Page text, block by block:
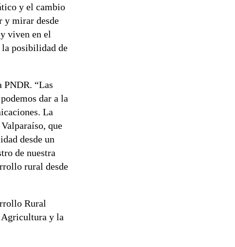
y el cambio
y mirar desde
viven en el
la posibilidad de
“Las
dar a la
La
que
desde un
de nuestra
rural desde
Rural
Agricultura y la